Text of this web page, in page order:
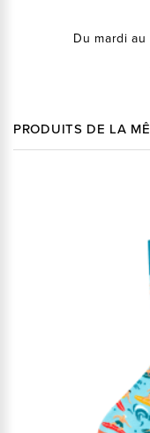
Du mardi
PRODUITS DE LA